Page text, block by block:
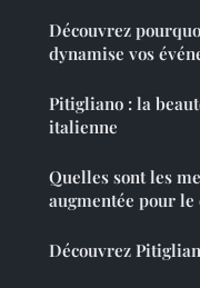
Découvrez
dynamise vos
Pitigliano : la
italienne
Quelles sont les
augmentée pour
Découvrez